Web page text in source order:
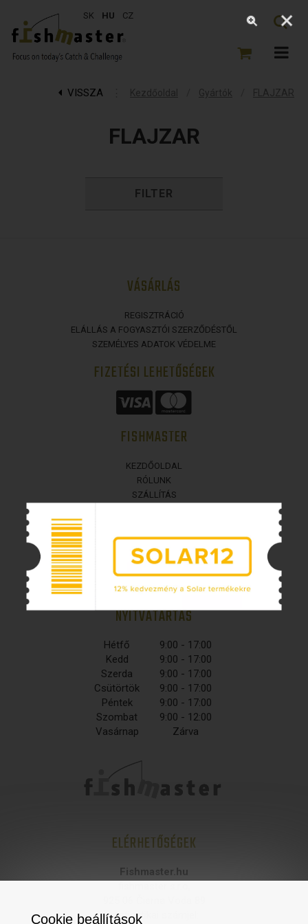
SK HU CZ
VISSZA Kezdőoldal Gyártók FLAJZAR
FLAJZAR
FILTER
VÁSÁRLÁS
REGISZTRÁCIÓ
ELÁLLÁS A FOGYASZTÓI SZERZŐDÉSTŐL
SZEMÉLYES ADATOK VÉDELME
FIZETÉSI LEHETŐSÉGEK
FISHMASTER
KEZDŐOLDAL
RÓLUNK
SZÁLLÍTÁS
BEJELENTKEZÉS
COOKIES
NYITVATARTÁS
Hétfő
9:00 - 17:00
Kedd
9:00 - 17:00
Szerda
9:00 - 17:00
Csütörtök
9:00 - 17:00
Péntek
9:00 - 17:00
Szombat
9:00 - 12:00
Vasárnap
Zárva
ELÉRHETŐSÉGEK
Fishmaster.hu
statisztikai számjel:
Cookie beállítások